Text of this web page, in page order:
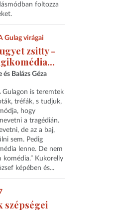
foltozza
Gulag virágai
zsitty -
Balázs Géza
Gulagon is teremtek
tréfák, s tudjuk,
hogy
a tragédián.
de az a baj,
sem. Pedig
lenne. De nem
komédia.” Kukorelly
képében és...
szépségei